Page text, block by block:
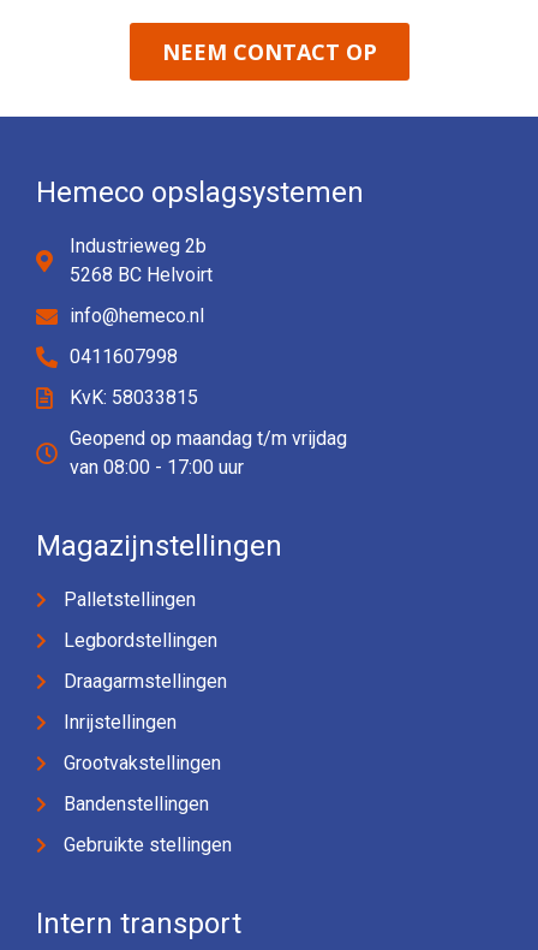
NEEM CONTACT OP
Hemeco opslagsystemen
Industrieweg 2b
5268 BC Helvoirt
info@hemeco.nl
0411607998
KvK: 58033815
Geopend op maandag t/m vrijdag
van 08:00 - 17:00 uur
Magazijnstellingen
Palletstellingen
Legbordstellingen
Draagarmstellingen
Inrijstellingen
Grootvakstellingen
Bandenstellingen
Gebruikte stellingen
Intern transport